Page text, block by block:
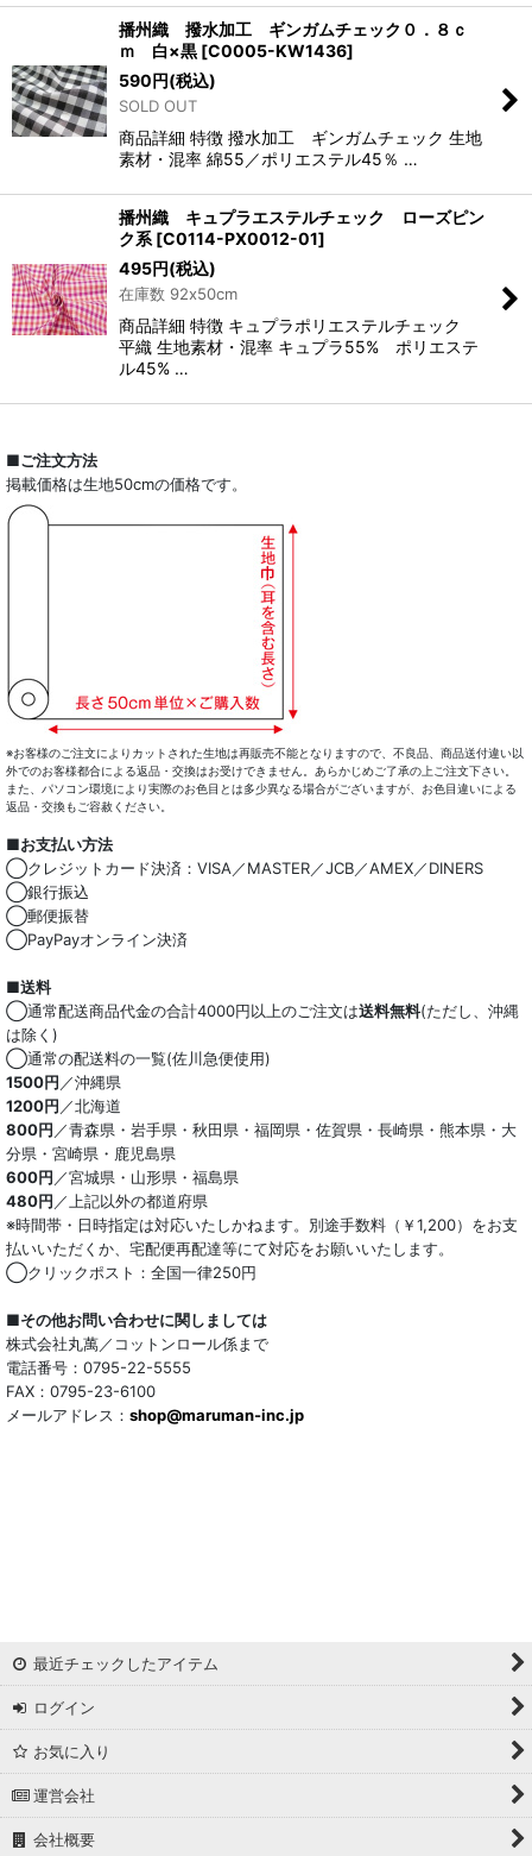
播州織 撥水加工 ギンガムチェック０．８ｃ
ｍ 白×黒 [C0005-KW1436]
590円(税込)
SOLD OUT
商品詳細 特徴 撥水加工 ギンガムチェック 生地
素材・混率 綿55／ポリエステル45％ …
播州織 キュプラエステルチェック ローズピン
ク系 [C0114-PX0012-01]
495円(税込)
在庫数 92x50cm
商品詳細 特徴 キュプラポリエステルチェック
平織 生地素材・混率 キュプラ55% ポリエステ
ル45% …
■ご注文方法
掲載価格は生地50cmの価格です。
※お客様のご注文によりカットされた生地は再販売不能となりますので、不良品、商品送付違い以
外でのお客様都合による返品・交換はお受けできません。あらかじめご了承の上ご注文下さい。
また、パソコン環境により実際のお色目とは多少異なる場合がございますが、お色目違いによる
返品・交換もご容赦ください。
■お支払い方法
◯クレジットカード決済：VISA／MASTER／JCB／AMEX／DINERS
◯銀行振込
◯郵便振替
◯PayPayオンライン決済
■送料
◯通常配送商品代金の合計4000円以上のご注文は送料無料(ただし、沖縄
は除く)
◯通常の配送料の一覧(佐川急便使用)
1500円 ／沖縄県
1200円 ／北海道
800円 ／青森県・岩手県・秋田県・福岡県・佐賀県・長崎県・熊本県・大
分県・宮崎県・鹿児島県
600円 ／宮城県・山形県・福島県
480円 ／上記以外の都道府県
※時間帯・日時指定は対応いたしかねます。別途手数料（￥1,200）をお支
払いいただくか、宅配便再配達等にて対応をお願いいたします。
◯クリックポスト：全国一律250円
■その他お問い合わせに関しましては
株式会社丸萬／コットンロール係まで
電話番号：0795-22-5555
FAX：0795-23-6100
メールアドレス： shop@maruman-inc.jp
最近チェックしたアイテム
ログイン
お気に入り
運営会社
会社概要